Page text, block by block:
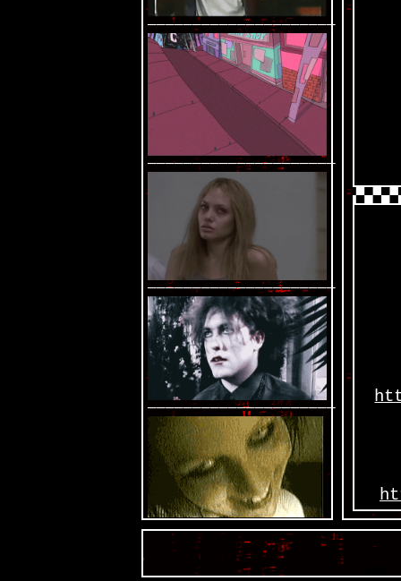
—————————————————————
—————————————————————
—————————————————————
—————————————————————